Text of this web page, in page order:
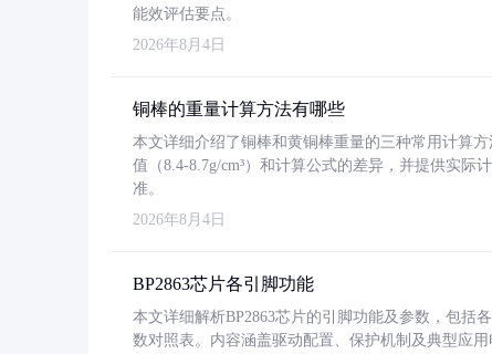
能效评估要点。
2026年8月4日
铜棒的重量计算方法有哪些
本文详细介绍了铜棒和黄铜棒重量的三种常用计算
值（8.4-8.7g/cm³）和计算公式的差异，并提供实际
准。
2026年8月4日
BP2863芯片各引脚功能
本文详细解析BP2863芯片的引脚功能及参数，包括
数对照表。内容涵盖驱动配置、保护机制及典型应